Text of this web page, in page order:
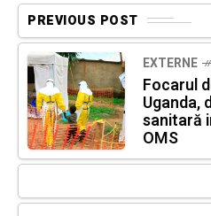
PREVIOUS POST
EXTERNE
Focarul
Uganda,
sanitară
OMS